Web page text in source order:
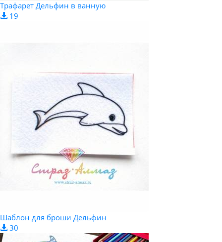
Трафарет Дельфин в ванную
19
Шаблон для броши Дельфин
30